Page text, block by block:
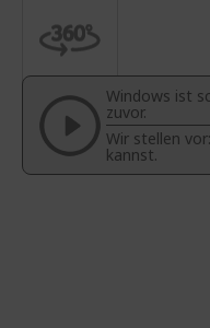
der
Bildgalerie
springen
Anfang
der
Bildgalerie
springen
Windows ist
zuvor.
Wir stellen
kannst.